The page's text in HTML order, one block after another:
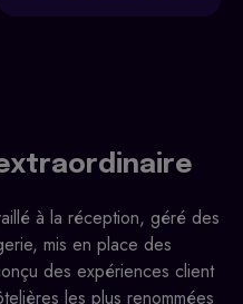
à la réception, géré des
mis en place des
des expériences client
les plus renommées